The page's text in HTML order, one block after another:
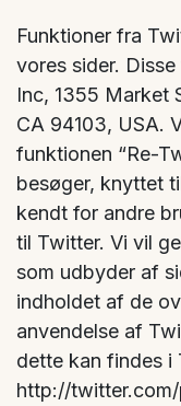
Funktioner fra
vores sider.
Inc, 1355 Market
CA 94103, USA.
funktionen “Re-
besøger, knyttet
kendt for andre
til Twitter. Vi vil
som udbyder af
indholdet af de
anvendelse af
dette kan findes i
http://